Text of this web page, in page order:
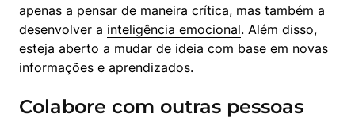
apenas a pensar de maneira crítica, mas também a
desenvolver a inteligência emocional. Além disso,
esteja aberto a mudar de ideia com base em novas
informações e aprendizados.
Colabore com outras pessoas